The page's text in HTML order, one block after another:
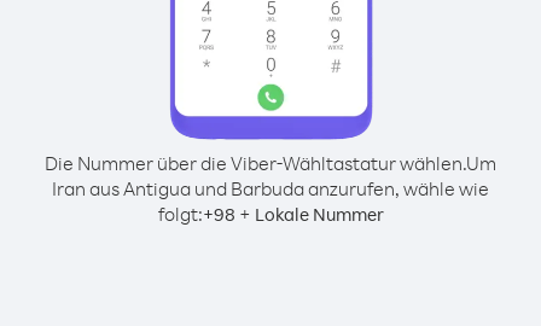
Die Nummer über die Viber-Wähltastatur wählen.Um
Iran aus Antigua und Barbuda anzurufen, wähle wie
folgt:+98 + Lokale Nummer